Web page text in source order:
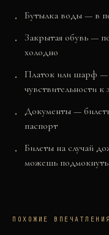
Бутылка воды — в
Закрытая обувь —
холодно
Платок или шарф —
чувствительности к
Документы —
паспорт
Билеты на случай
можешь подмокнуть
ПОХОЖИЕ ВПЕЧАТЛЕНИЯ